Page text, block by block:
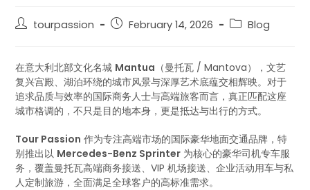
tourpassion February 14, 2026 Blog
在意大利北部文化名城 Mantua （曼托瓦 / Mantova），文艺
复兴宫殿、湖泊环绕的城市风景与深厚艺术底蕴交相辉映。对于
追求品质与效率的国际商务人士与高端旅客而言，真正匹配这座
城市格调的，不只是目的地本身，更是抵达与出行的方式。
Tour Passion 作为专注高端市场的国际豪华地面交通品牌，特
别推出以 Mercedes-Benz Sprinter 为核心的豪华司机专车服
务，覆盖曼托瓦高端商务接送、VIP 机场接送、企业活动用车与私
人定制旅游，全面满足全球客户的高标准需求。